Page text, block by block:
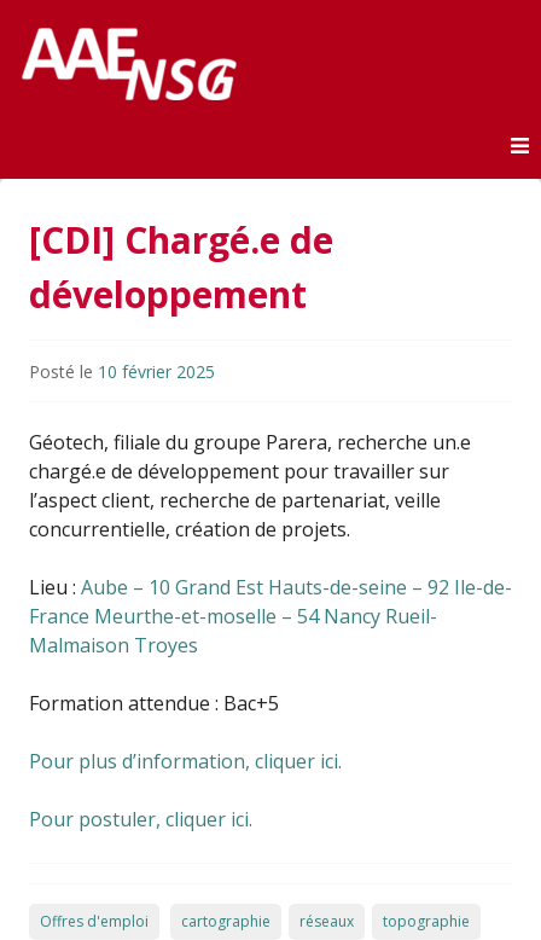
AAE-ENSG
[CDI] Chargé.e de
développement
Posté le 10 février 2025
Géotech, filiale du groupe Parera, recherche un.e
chargé.e de développement pour travailler sur
l’aspect client, recherche de partenariat, veille
concurrentielle, création de projets.
Lieu : Aube – 10 Grand Est Hauts-de-seine – 92 Ile-de-
France Meurthe-et-moselle – 54 Nancy Rueil-
Malmaison Troyes
Formation attendue : Bac+5
Pour plus d’information, cliquer ici.
Pour postuler, cliquer ici.
Offres d'emploi cartographie réseaux topographie